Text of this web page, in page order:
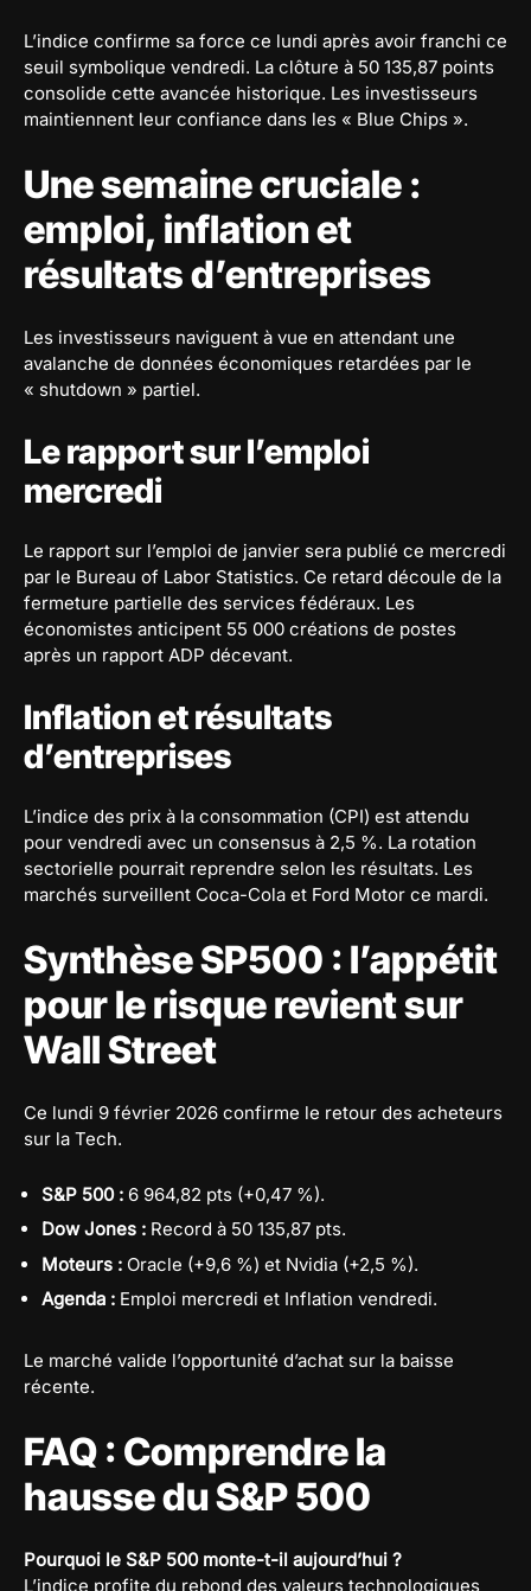
L’indice confirme sa force ce lundi après avoir franchi ce
seuil symbolique vendredi. La clôture à 50 135,87 points
consolide cette avancée historique. Les investisseurs
maintiennent leur confiance dans les « Blue Chips ».
Une semaine cruciale :
emploi, inflation et
résultats d’entreprises
Les investisseurs naviguent à vue en attendant une
avalanche de données économiques retardées par le
« shutdown » partiel.
Le rapport sur l’emploi
mercredi
Le rapport sur l’emploi de janvier sera publié ce mercredi
par le Bureau of Labor Statistics. Ce retard découle de la
fermeture partielle des services fédéraux. Les
économistes anticipent 55 000 créations de postes
après un rapport ADP décevant.
Inflation et résultats
d’entreprises
L’indice des prix à la consommation (CPI) est attendu
pour vendredi avec un consensus à 2,5 %. La rotation
sectorielle pourrait reprendre selon les résultats. Les
marchés surveillent Coca-Cola et Ford Motor ce mardi.
Synthèse SP500 : l’appétit
pour le risque revient sur
Wall Street
Ce lundi 9 février 2026 confirme le retour des acheteurs
sur la Tech.
S&P 500 : 6 964,82 pts (+0,47 %).
Dow Jones : Record à 50 135,87 pts.
Moteurs : Oracle (+9,6 %) et Nvidia (+2,5 %).
Agenda : Emploi mercredi et Inflation vendredi.
Le marché valide l’opportunité d’achat sur la baisse
récente.
FAQ : Comprendre la
hausse du S&P 500
Pourquoi le S&P 500 monte-t-il aujourd’hui ?
L’indice profite du rebond des valeurs technologiques